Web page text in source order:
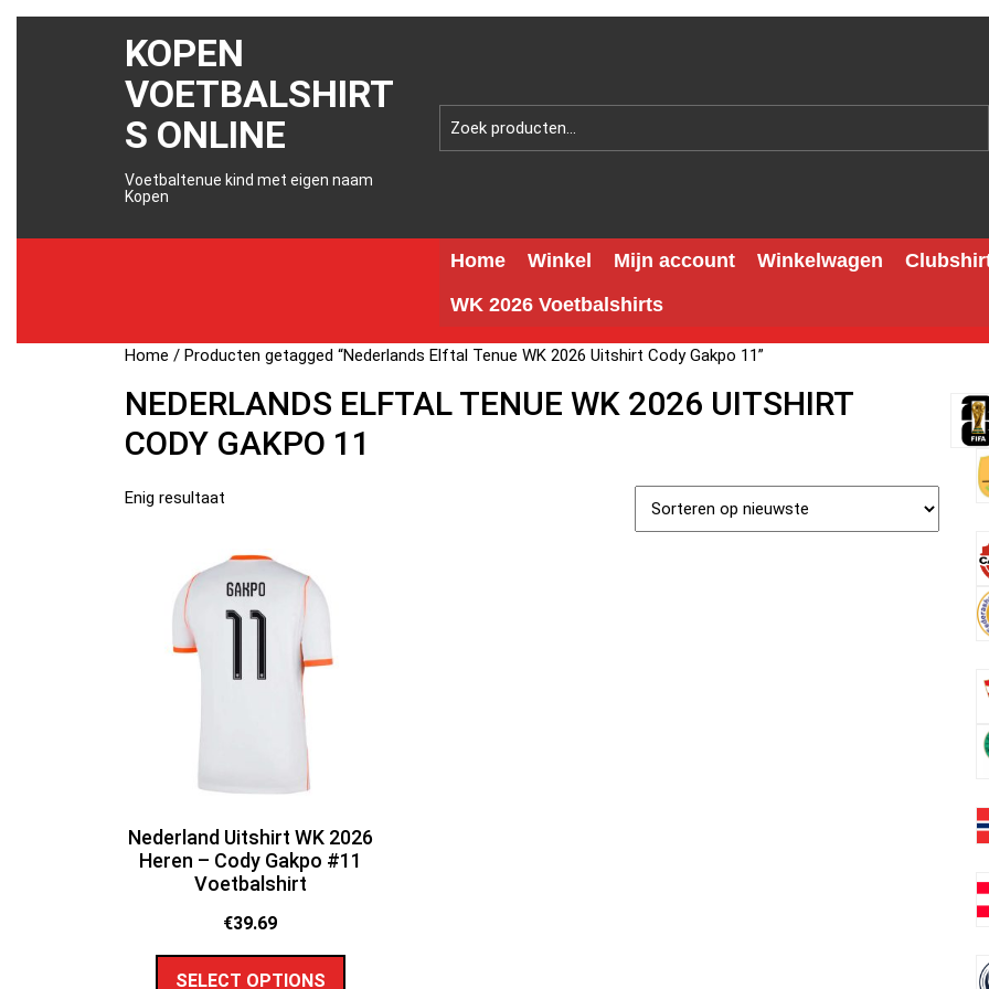
KOPEN
VOETBALSHIRT
S ONLINE
Voetbaltenue kind met eigen naam
Kopen
Home Winkel Mijn account Winkelwagen
WK 2026 Voetbalshirts
Home / Producten getagged “Nederlands Elftal Tenue WK 2026 Uitshirt Cody Gakpo 11”
NEDERLANDS ELFTAL TENUE WK 2026 UITSHIRT
CODY GAKPO 11
Enig resultaat
Nederland Uitshirt WK 2026
Heren – Cody Gakpo #11
Voetbalshirt
€39.69
SELECT OPTIONS